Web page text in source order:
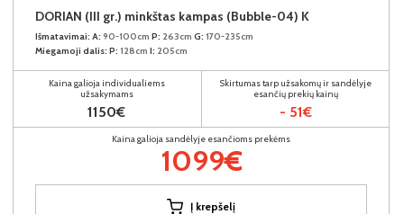
DORIAN (III gr.) minkštas kampas (Bubble-04) K
Išmatavimai: A: 90-100cm P: 263cm G: 170-235cm
Miegamoji dalis: P: 128cm I: 205cm
Kaina galioja individualiems
užsakymams
1150€
Skirtumas tarp užsakomų ir sandėlyje
esančių prekių kainų
- 51€
Kaina galioja sandėlyje esančioms prekėms
1099€
Į krepšelį